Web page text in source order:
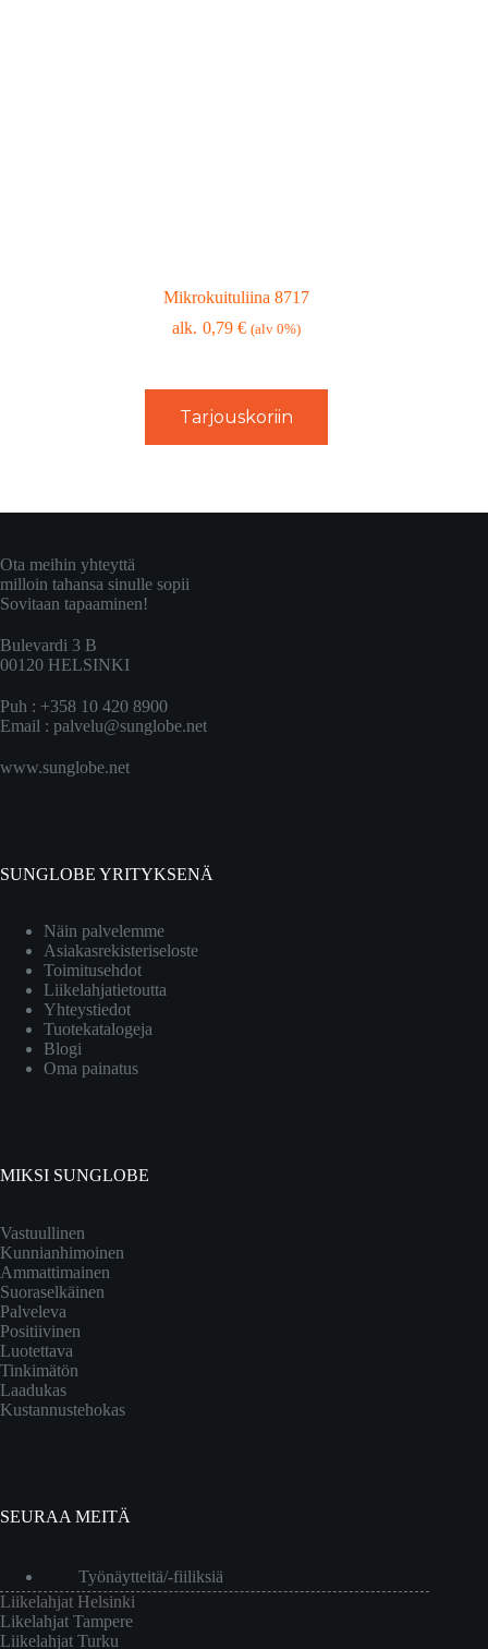
Mikrokuituliina 8717
0,79€ (alv 0%)
Tarjouskoriin
Ota meihin yhteyttä
milloin tahansa sinulle sopii
Sovitaan tapaaminen!
Bulevardi 3 B
00120 HELSINKI
Puh : +358 10 420 8900
Email : palvelu@sunglobe.net
www.sunglobe.net
SUNGLOBE YRITYKSENÄ
Näin palvelemme
Asiakasrekisteriseloste
Toimitusehdot
Liikelahjatietoutta
Yhteystiedot
Tuotekatalogeja
Blogi
Oma painatus
MIKSI SUNGLOBE
Vastuullinen
Kunnianhimoinen
Ammattimainen
Suoraselkäinen
Palveleva
Positiivinen
Luotettava
Tinkimätön
Laadukas
Kustannustehokas
SEURAA MEITÄ
Työnäytteitä/-fiiliksiä
Liikelahjat Helsinki
Likelahjat Tampere
Liikelahjat Turku